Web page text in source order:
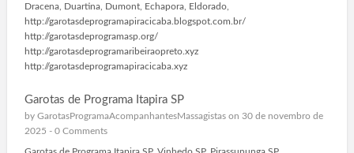
Dracena, Duartina, Dumont, Echapora, Eldorado,
http://garotasdeprogramapiracicaba.blogspot.com.br/
http://garotasdeprogramasp.org/
http://garotasdeprogramaribeiraopreto.xyz
http://garotasdeprogramapiracicaba.xyz
Garotas de Programa Itapira SP
by GarotasProgramaAcompanhantesMassagistason 30 de novembro de
2025 - 0 Comments
Garotas de Programa Itapira SP, Vinhedo SP, Pirassununga SP,